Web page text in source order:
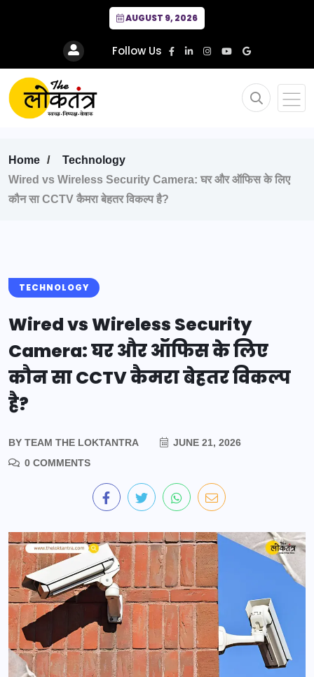
AUGUST 9, 2026
Follow Us
Home
Technology
Wired vs Wireless Security Camera: घर और ऑफिस के लिए
कौन सा CCTV कैमरा बेहतर विकल्प है?
TECHNOLOGY
Wired vs Wireless Security
Camera: घर और ऑफिस के लिए
कौन सा CCTV कैमरा बेहतर विकल्प
है?
BY TEAM THE LOKTANTRA
JUNE 21, 2026
0 COMMENTS